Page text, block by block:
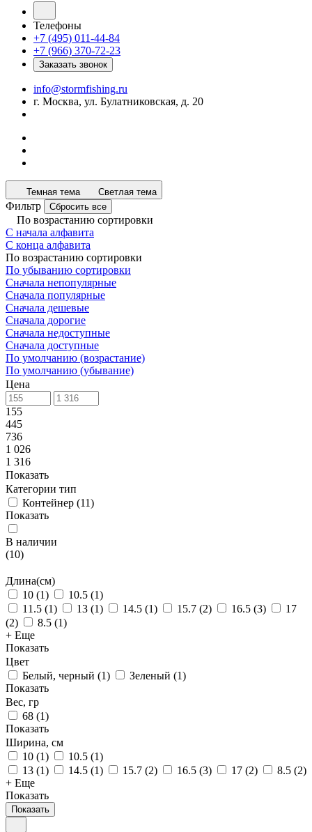
Телефоны
+7 (495) 011-44-84
+7 (966) 370-72-23
Заказать звонок
info@stormfishing.ru
г. Москва, ул. Булатниковская, д. 20
Темная тема Светлая тема
Фильтр Сбросить все
По возрастанию сортировки
С начала алфавита
С конца алфавита
По возрастанию сортировки
По убыванию сортировки
Сначала непопулярные
Сначала популярные
Сначала дешевые
Сначала дорогие
Сначала недоступные
Сначала доступные
По умолчанию (возрастание)
По умолчанию (убывание)
Цена
155
445
736
1 026
1 316
Показать
Категории тип
Контейнер (11)
Показать
В наличии
(10)
Длина(см)
10 (1) 10.5 (1)
11.5 (1) 13 (1) 14.5 (1) 15.7 (2) 16.5 (3)
17
(2) 8.5 (1)
+ Еще
Показать
Цвет
Белый, черный (1) Зеленый (1)
Показать
Вес, гр
68 (1)
Показать
Ширина, см
10 (1) 10.5 (1)
13 (1) 14.5 (1) 15.7 (2) 16.5 (3) 17 (2) 8.5 (2)
+ Еще
Показать
Показать